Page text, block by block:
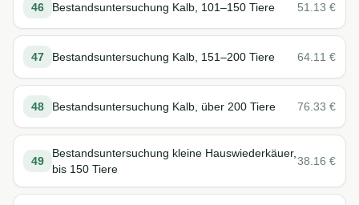
46 Bestandsuntersuchung Kalb, 101–150 Tiere 51.13 €
47 Bestandsuntersuchung Kalb, 151–200 Tiere 64.11 €
48 Bestandsuntersuchung Kalb, über 200 Tiere 76.33 €
49
Bestandsuntersuchung kleine Hauswiederkäuer,
bis 150 Tiere
38.16 €